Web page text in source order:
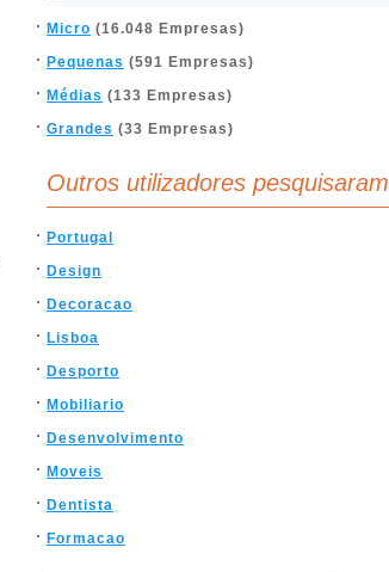
Micro (16.048 Empresas)
Pequenas (591 Empresas)
Médias (133 Empresas)
Grandes (33 Empresas)
Outros utilizadores pesquisaram
Portugal
Design
Decoracao
Lisboa
Desporto
Mobiliario
Desenvolvimento
Moveis
Dentista
Formacao